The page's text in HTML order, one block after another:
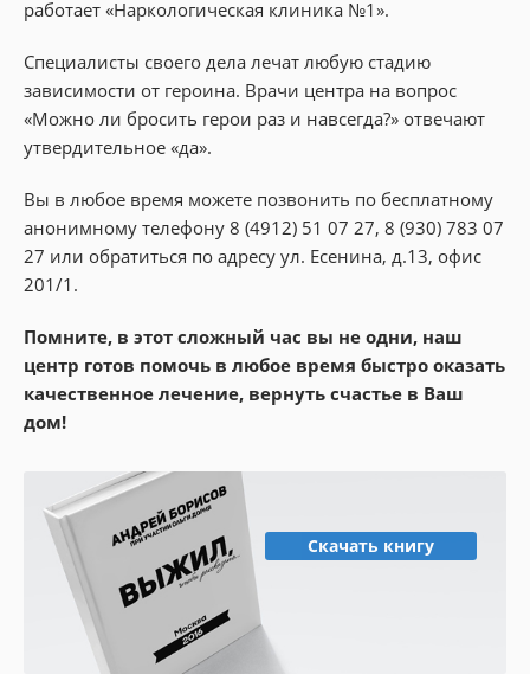
работает «Наркологическая клиника №1».
Специалисты своего дела лечат любую стадию
зависимости от героина. Врачи центра на вопрос
«Можно ли бросить герои раз и навсегда?» отвечают
утвердительное «да».
Вы в любое время можете позвонить по бесплатному
анонимному телефону 8 (4912) 51 07 27, 8 (930) 783 07
27 или обратиться по адресу ул. Есенина, д.13, офис
201/1.
Помните, в этот сложный час вы не одни, наш
центр готов помочь в любое время быстро оказать
качественное лечение, вернуть счастье в Ваш
дом!
Скачать книгу